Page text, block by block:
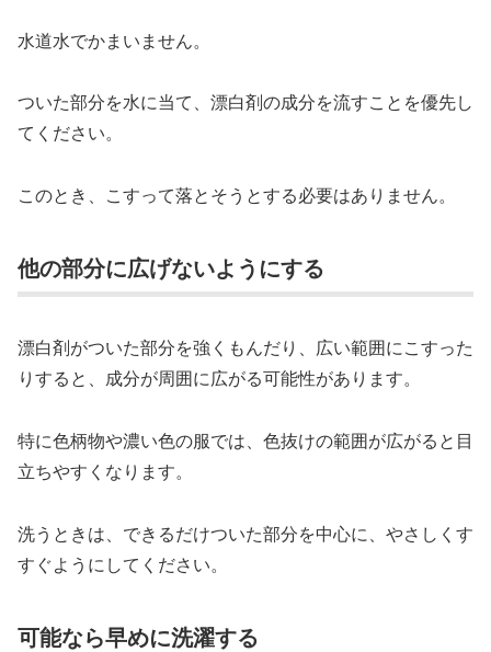
水道水でかまいません。
ついた部分を水に当て、漂白剤の成分を流すことを優先し
てください。
このとき、こすって落とそうとする必要はありません。
他の部分に広げないようにする
漂白剤がついた部分を強くもんだり、広い範囲にこすった
りすると、成分が周囲に広がる可能性があります。
特に色柄物や濃い色の服では、色抜けの範囲が広がると目
立ちやすくなります。
洗うときは、できるだけついた部分を中心に、やさしくす
すぐようにしてください。
可能なら早めに洗濯する